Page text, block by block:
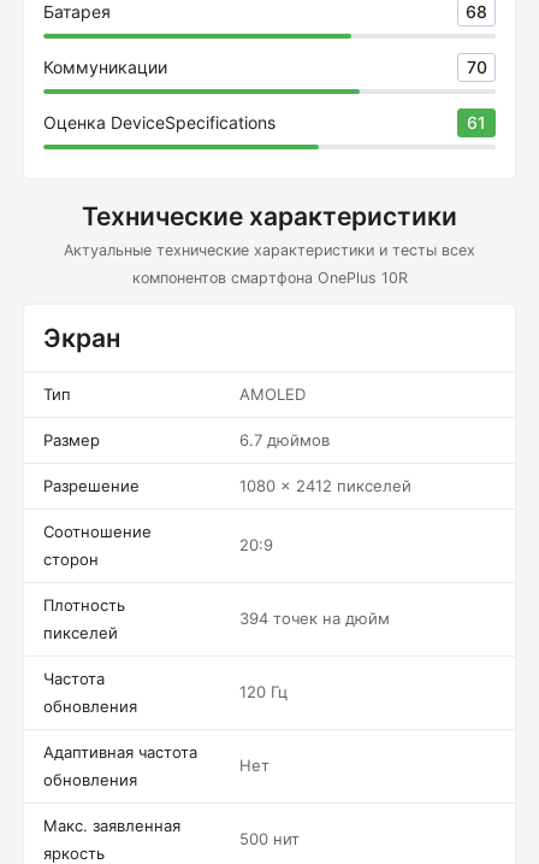
Батарея 68
Коммуникации 70
Оценка DeviceSpecifications 61
Технические характеристики
Актуальные технические характеристики и тесты всех
компонентов смартфона OnePlus 10R
Экран
Тип AMOLED
Размер 6.7 дюймов
Разрешение 1080 x 2412 пикселей
Соотношение
сторон
20:9
Плотность
пикселей
394 точек на дюйм
Частота
обновления
120 Гц
Адаптивная частота
обновления
Нет
Макс. заявленная
яркость
500 нит